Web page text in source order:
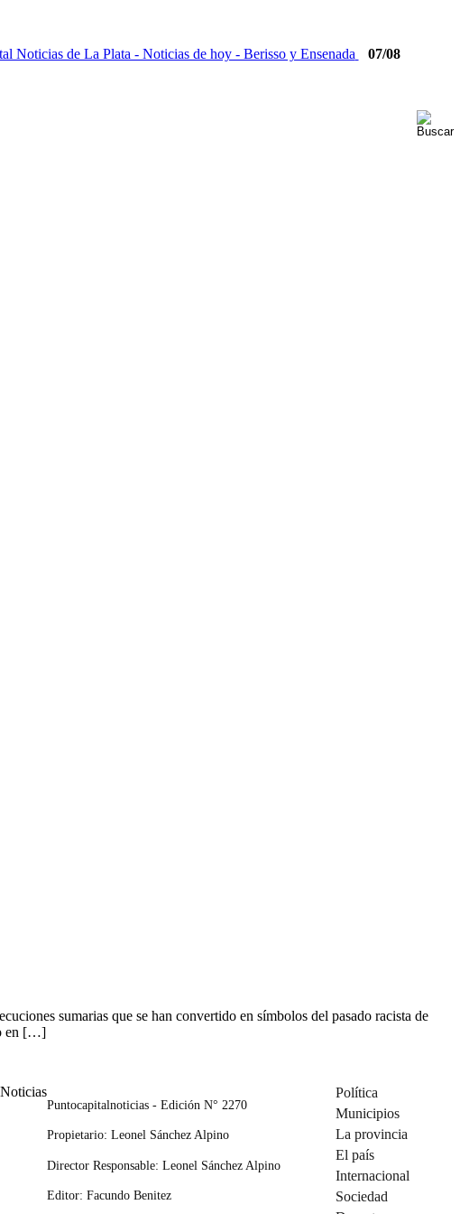
07/08
sumarias que se han convertido en símbolos del pasado racista de
en […]
Puntocapitalnoticias - Edición N° 2270
Propietario: Leonel Sánchez Alpino
Director Responsable: Leonel Sánchez Alpino
Editor: Facundo Benitez
Política
Municipios
La provincia
El país
Internacional
Sociedad